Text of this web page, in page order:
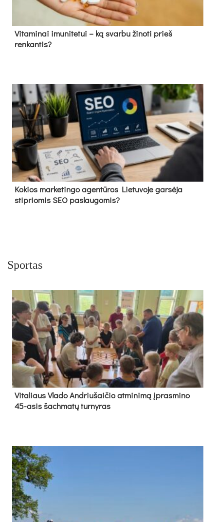
Vitaminai imunitetui – ką svarbu žinoti prieš
renkantis?
Kokios marketingo agentūros Lietuvoje garsėja
stipriomis SEO paslaugomis?
Sportas
Vi­ta­liaus Vla­do And­riu­šai­čio at­mi­ni­mą įpras­mi­no
45-asis šach­ma­tų tur­ny­ras